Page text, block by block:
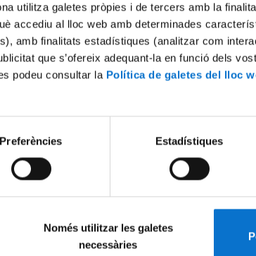
utilitza galetes pròpies i de tercers amb la
accediu al lloc web amb determinades
amb finalitats estadístiques (analitzar com
que s’ofereix adequant-la en funció dels
podeu consultar la Política de galetes del lloc
Preferències Estadístiques
Només utilitzar les galetes
necessàries
lingüístics
La importància dels
durant i després d’una
2 Noviembre, 2021
3a Fira de Mobilitat
Sessió 18 d'octubre
18 Octubre, 2021